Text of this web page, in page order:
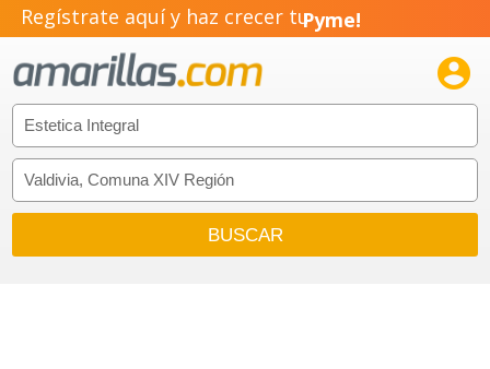
Regístrate aquí y haz crecer tuPyme!
Emprendimiento!
